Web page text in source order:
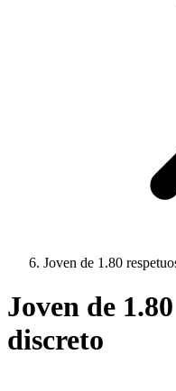
Joven de 1.80
Joven de
discreto